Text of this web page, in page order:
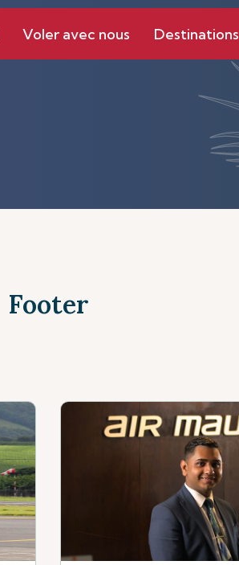
Voler avec nous Destinations
Footer